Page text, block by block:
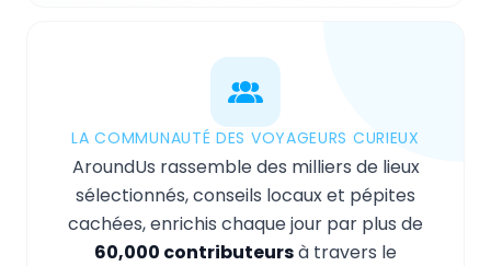
LA COMMUNAUTÉ DES VOYAGEURS CURIEUX
AroundUs rassemble des milliers de lieux
sélectionnés, conseils locaux et pépites
cachées, enrichis chaque jour par plus de
60,000 contributeursà travers le